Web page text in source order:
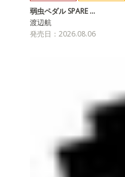
弱虫ペダル SPARE …
渡辺航
発売日：2026.08.06